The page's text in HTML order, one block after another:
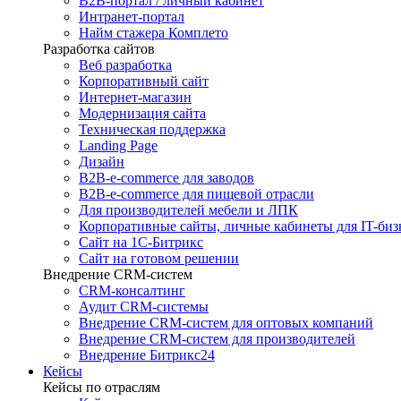
Интранет-портал
Найм стажера Комплето
Разработка сайтов
Веб разработка
Корпоративный сайт
Интернет-магазин
Модернизация сайта
Техническая поддержка
Landing Page
Дизайн
B2B-e-commerce для заводов
B2B-e-commerce для пищевой отрасли
Для производителей мебели и ЛПК
Корпоративные сайты, личные кабинеты для IT-
Сайт на 1С-Битрикс
Сайт на готовом решении
Внедрение CRM-систем
CRM-консалтинг
Аудит CRM-системы
Внедрение CRM-систем для оптовых компаний
Внедрение CRM-систем для производителей
Внедрение Битрикс24
Кейсы
Кейсы по отраслям